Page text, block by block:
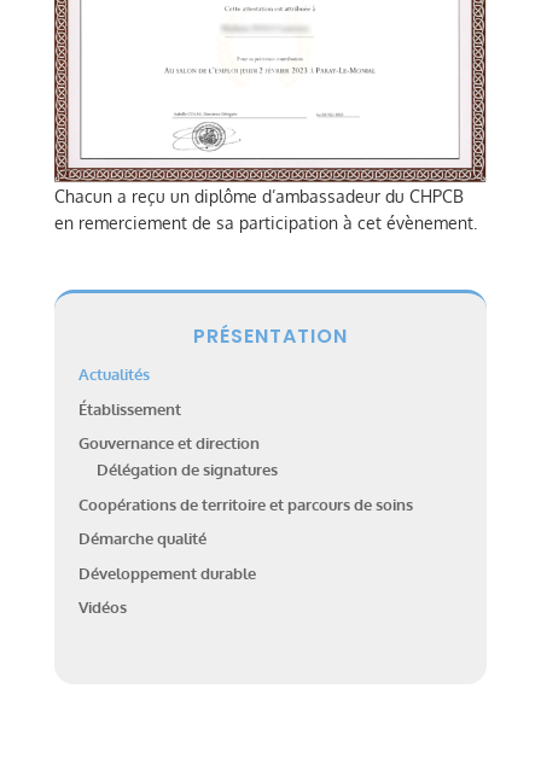
Chacun a reçu un diplôme d’ambassadeur du CHPCB
en remerciement de sa participation à cet évènement.
PRÉSENTATION
Actualités
Établissement
Gouvernance et direction
Délégation de signatures
Coopérations de territoire et parcours de soins
Démarche qualité
Développement durable
Vidéos